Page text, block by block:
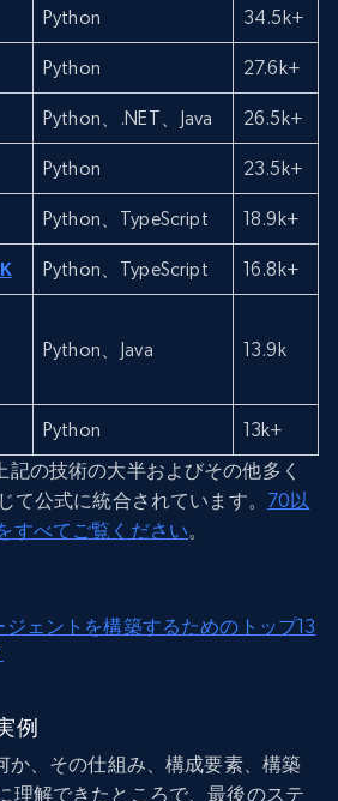
Python 34.5k+
Python 27.6k+
Python、.NET、Java 26.5k+
Python 23.5k+
Python、TypeScript 18.9k+
Python、TypeScript 16.8k+
Python、Java 13.9k
Python 13k+
記の技術の大半およびその他多く
て公式に統合されています。 70以
すべてご覧ください。
ェントを構築するためのトップ13
例
か、その仕組み、構成要素、構築
理解できたところで、最後のステ